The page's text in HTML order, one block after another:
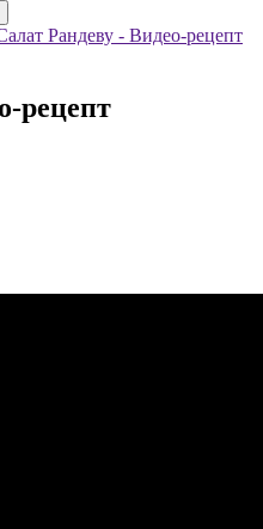
Рандеву - Видео-рецепт
рецепт